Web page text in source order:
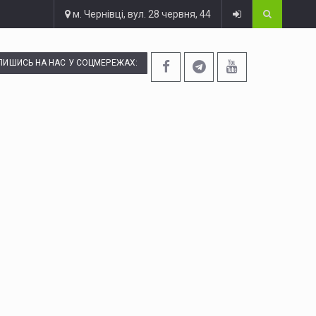
м. Чернівці, вул. 28 червня, 44
НА НАС У СОЦМЕРЕЖАХ: